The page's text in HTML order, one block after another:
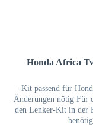
Honda Africa
-Kit passend für
Änderungen nötig Für
den Lenker-Kit in der